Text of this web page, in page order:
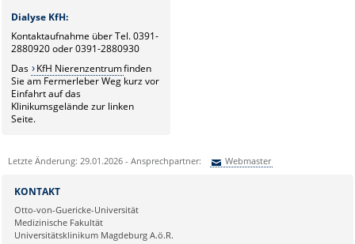
Dialyse KfH:
Kontaktaufnahme über Tel. 0391-
2880920 oder 0391-2880930
Das
KfH Nierenzentrumfinden
Sie am Fermerleber Weg kurz vor
Einfahrt auf das
Klinikumsgelände zur linken
Seite.
Letzte Änderung: 29.01.2026 - Ansprechpartner: Webmaster
Ihre E-Mailadresse:
Ihr Anliegen:
KONTAKT
Otto-von-Guericke-Universität
Medizinische Fakultät
Universitätsklinikum Magdeburg A.ö.R.